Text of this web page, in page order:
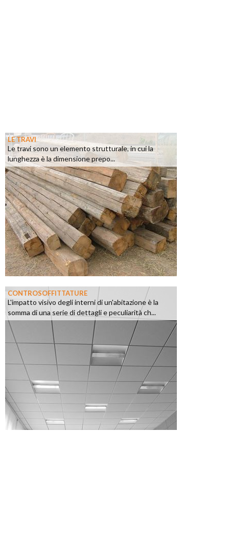
LE TRAVI
Le travi sono un elemento strutturale, in cui la
lunghezza è la dimensione prepo...
CONTROSOFFITTATURE
L'impatto visivo degli interni di un'abitazione è la
somma di una serie di dettagli e peculiarità ch...